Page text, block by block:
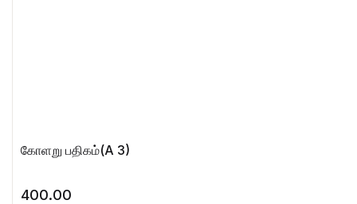
கோளறு பதிகம்(A 3)
400.00